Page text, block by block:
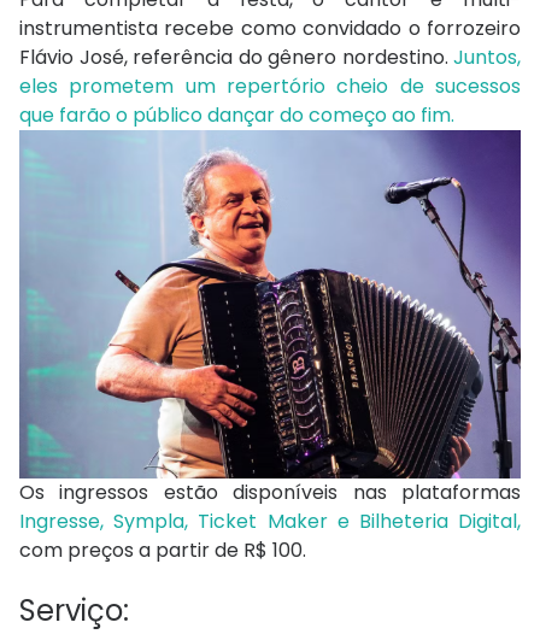
instrumentista recebe como convidado o forrozeiro
Flávio José, referência do gênero nordestino. Juntos,
eles prometem um repertório cheio de sucessos
que farão o público dançar do começo ao fim.
Os ingressos estão disponíveis nas plataformas
Ingresse, Sympla, Ticket Maker e Bilheteria Digital,
com preços a partir de R$ 100.
Serviço: